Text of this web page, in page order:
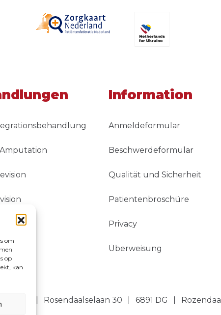
om
op
kan
Information
Anmeldeformular
Beschwerdeformular
Qualität und Sicherheit
Patientenbroschüre
Privacy
Überweisung
Rosendaalselaan 30 6891 DG Rozendaal